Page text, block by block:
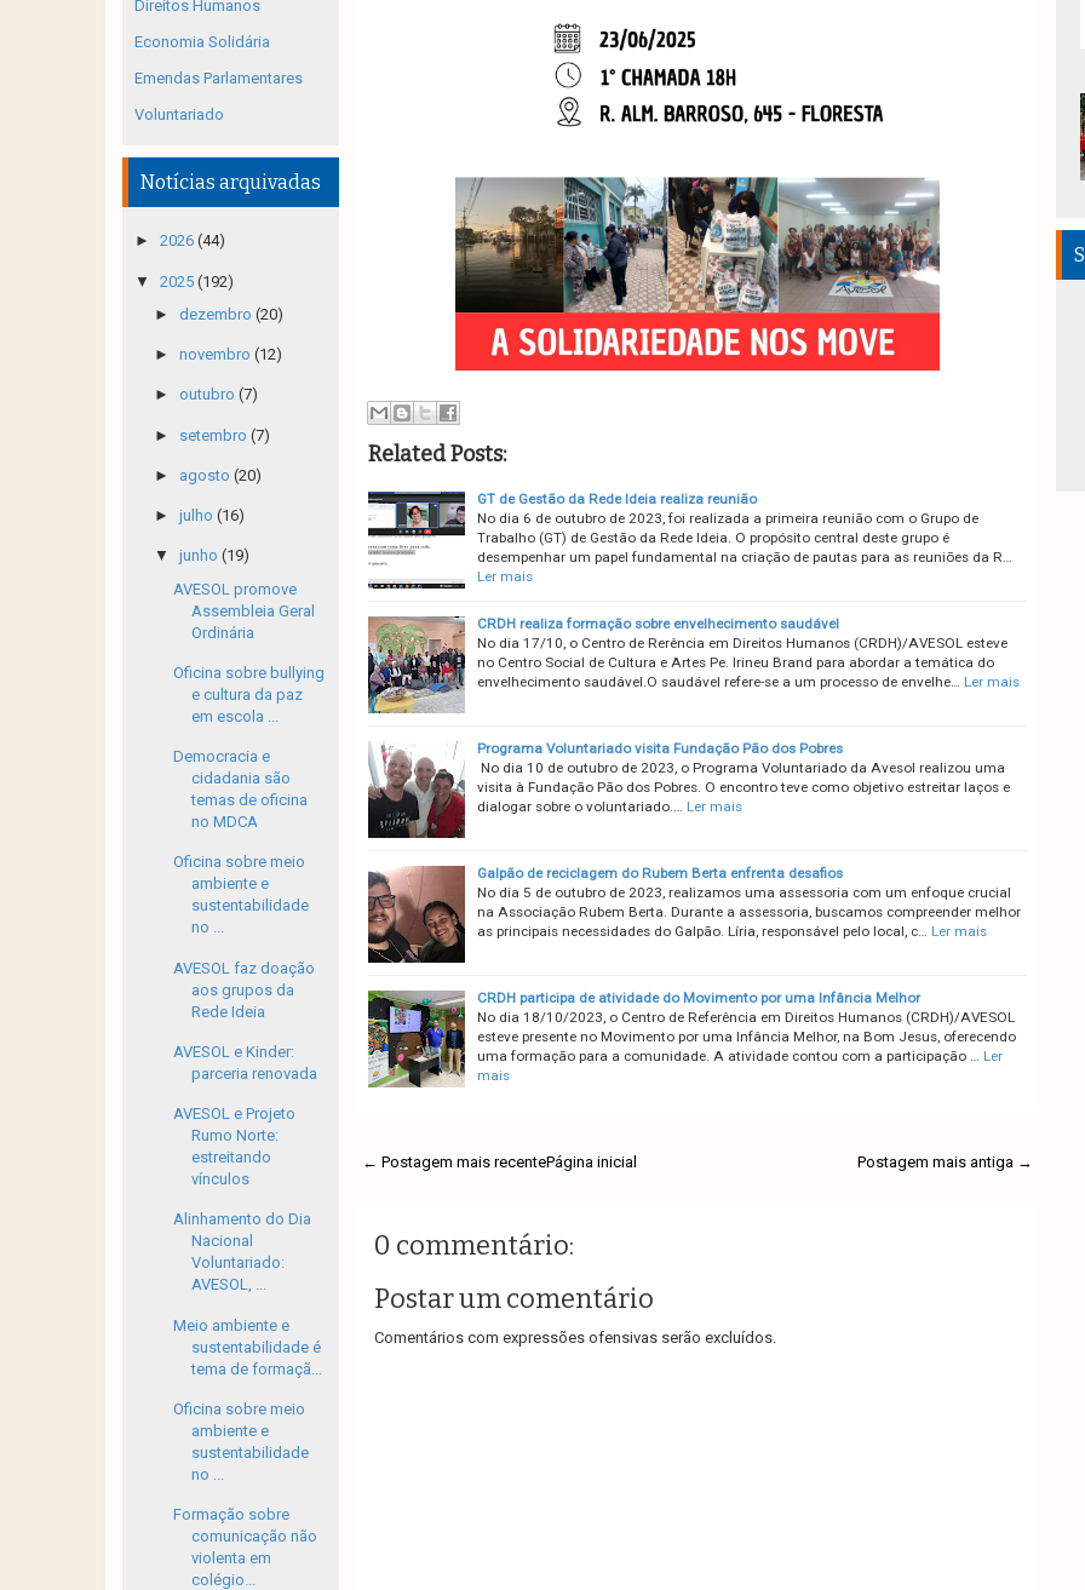
Related Posts:
GT de Gestão da Rede Ideia realiza reunião
No dia 6 de outubro de 2023, foi realizada a primeira reunião com o Grupo de
Trabalho (GT) de Gestão da Rede Ideia. O propósito central deste grupo é
desempenhar um papel fundamental na criação de pautas para as reuniões da R…
Ler mais
CRDH realiza formação sobre envelhecimento saudável
No dia 17/10, o Centro de Rerência em Direitos Humanos (CRDH)/AVESOL esteve
no Centro Social de Cultura e Artes Pe. Irineu Brand para abordar a temática do
envelhecimento saudável.O saudável refere-se a um processo de envelhe…
Ler mais
Programa Voluntariado visita Fundação Pão dos Pobres
No dia 10 de outubro de 2023, o Programa Voluntariado da Avesol realizou uma
visita à Fundação Pão dos Pobres. O encontro teve como objetivo estreitar laços e
dialogar sobre o voluntariado.…
Ler mais
Galpão de reciclagem do Rubem Berta enfrenta desafios
No dia 5 de outubro de 2023, realizamos uma assessoria com um enfoque crucial
na Associação Rubem Berta. Durante a assessoria, buscamos compreender melhor
as principais necessidades do Galpão. Líria, responsável pelo local, c…
Ler mais
CRDH participa de atividade do Movimento por uma Infância Melhor
No dia 18/10/2023, o Centro de Referência em Direitos Humanos (CRDH)/AVESOL
esteve presente no Movimento por uma Infância Melhor, na Bom Jesus, oferecendo
uma formação para a comunidade. A atividade contou com a participação …
Ler
mais
← Postagem mais recente Postagem mais antiga →
Página inicial
0 commentário:
Postar um comentário
Comentários com expressões ofensivas serão excluídos.
Direitos Humanos
Economia Solidária
Emendas Parlamentares
Voluntariado
Notícias arquivadas
► 2026 (44)
▼ 2025 (192)
► dezembro (20)
► novembro (12)
► outubro (7)
► setembro (7)
► agosto (20)
► julho (16)
▼ junho (19)
AVESOL promove
Assembleia Geral
Ordinária
Oficina sobre bullying
e cultura da paz
em escola ...
Democracia e
cidadania são
temas de oficina
no MDCA
Oficina sobre meio
ambiente e
sustentabilidade
no ...
AVESOL faz doação
aos grupos da
Rede Ideia
AVESOL e Kinder:
parceria renovada
AVESOL e Projeto
Rumo Norte:
estreitando
vínculos
Alinhamento do Dia
Nacional
Voluntariado:
AVESOL, ...
Meio ambiente e
sustentabilidade é
tema de formaçã...
Oficina sobre meio
ambiente e
sustentabilidade
no ...
Formação sobre
comunicação não
violenta em
colégio...